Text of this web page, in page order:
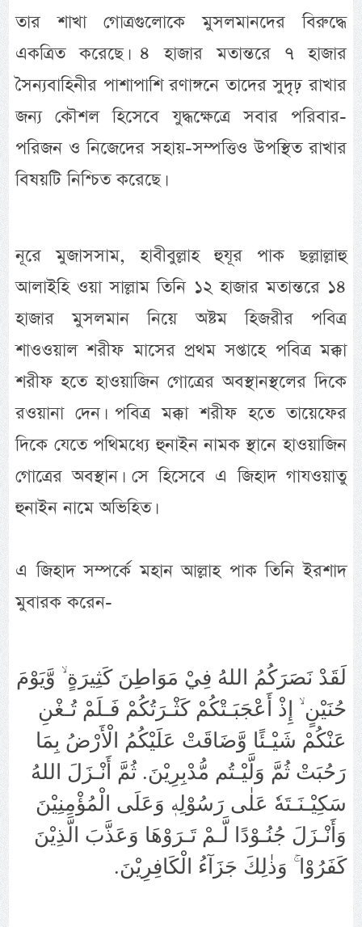
তার শাখা গোত্রগুলোকে মুসলমানদের বিরুদ্ধে
একত্রিত করেছে। ৪ হাজার মতান্তরে ৭ হাজার
সৈন্যবাহিনীর পাশাপাশি রণাঙ্গনে তাদের সুদৃঢ় রাখার
জন্য কৌশল হিসেবে যুদ্ধক্ষেত্রে সবার পরিবার-
পরিজন ও নিজেদের সহায়-সম্পত্তিও উপস্থিত রাখার
বিষয়টি নিশ্চিত করেছে।
নূরে মুজাসসাম, হাবীবুল্লাহ হুযূর পাক ছল্লাল্লাহু
আলাইহি ওয়া সাল্লাম তিনি ১২ হাজার মতান্তরে ১৪
হাজার মুসলমান নিয়ে অষ্টম হিজরীর পবিত্র
শাওওয়াল শরীফ মাসের প্রথম সপ্তাহে পবিত্র মক্কা
শরীফ হতে হাওয়াজিন গোত্রের অবস্থানস্থলের দিকে
রওয়ানা দেন। পবিত্র মক্কা শরীফ হতে তায়েফের
দিকে যেতে পথিমধ্যে হুনাইন নামক স্থানে হাওয়াজিন
গোত্রের অবস্থান। সে হিসেবে এ জিহাদ গাযওয়াতু
হুনাইন নামে অভিহিত।
এ জিহাদ সম্পর্কে মহান আল্লাহ পাক তিনি ইরশাদ
মুবারক করেন-
لَقَدْ نَصَرَكُمُ اللهُ فِيْ مَوَاطِنَ كَثِيرَةٍ ۙ وَّيَوْمَ
حُنَيْنٍ ۙ إِذْ أَعْجَبَـتْكُمْ كَثْـرَتُكُمْ فَـلَمْ تُـغْنِ
عَنْكُمْ شَيْـئًا وَّضَاقَتْ عَلَيْكُمُ الْأَرْضُ بِمَا
رَحُبَتْ ثُمَّ وَلَّيْـتُم مُّدْبِرِيْنَ.‏ ثُمَّ أَنْـزَلَ اللهُ
سَكِيْـنَـتَهٗ عَلٰى رَسُوْلِهٖ وَعَلَى الْمُؤْمِنِيْنَ
وَأَنْـزَلَ جُنُـوْدًا لَّـمْ تَـرَوْهَا وَعَذَّبَ الَّذِيْنَ
كَفَرُوْا ۚ وَذٰلِكَ جَزَآءُ الْكَافِرِيْنَ.‏